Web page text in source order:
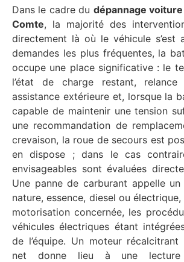
Dans le cadre du dépannage
Comte, la majorité des
directement là où le véhicule s’est
demandes les plus fréquentes, la
occupe une place significative : le
l’état de charge restant,
assistance extérieure et, lorsque la
capable de maintenir une tension
une recommandation de
crevaison, la roue de secours est
en dispose ; dans le cas
envisageables sont évaluées
Une panne de carburant appelle
nature, essence, diesel ou
motorisation concernée, les
véhicules électriques étant
de l’équipe. Un moteur récalcitrant
net donne lieu à une lecture